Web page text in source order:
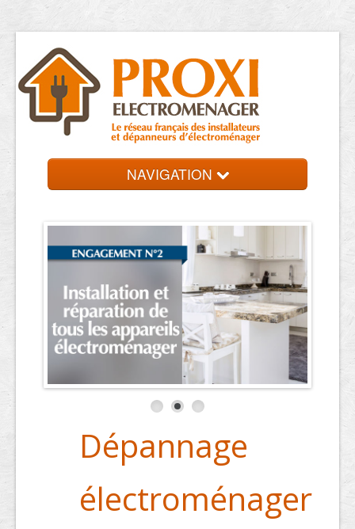
NAVIGATION
Dépannage
électroménager